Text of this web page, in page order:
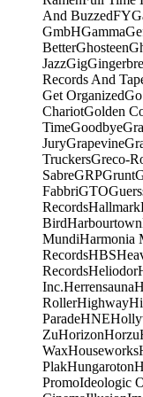
And BuzzedFY
GmbHGamma
BetterGhosteen
JazzGig
Records And
Get Organized
ChariotGolden
TimeGoodbye
JuryGrapevine
TruckersGreco-
SabreGRPGrunt
FabbriGTO
RecordsHallmark
BirdHarbourtown
MundiHarmonia
RecordsHBS
RecordsHeliodor
Inc.Herrensauna
RollerHighway
ParadeHNE
ZuHorizonHorzu
WaxHouseworks
PlakHungaroton
PromoIdeologic